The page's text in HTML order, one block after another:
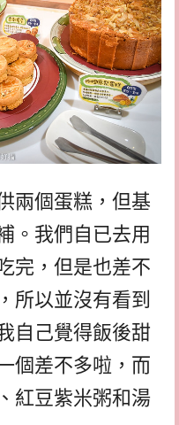
兩個蛋糕，但基
。我們自已去用
完，但是也差不
所以並沒有看到
自己覺得飯後甜
個差不多啦，而
紅豆紫米粥和湯